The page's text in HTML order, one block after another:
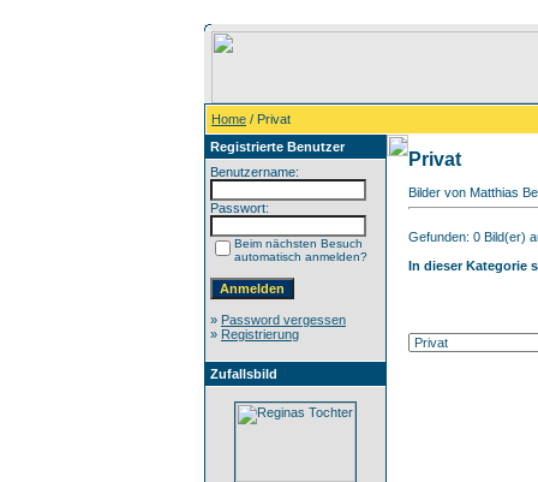
Home / Privat
Registrierte Benutzer
Benutzername:
Passwort:
Beim nächsten Besuch
automatisch anmelden?
» Password vergessen
» Registrierung
Zufallsbild
Privat
Bilder von Matthias
Gefunden: 0 Bild(er)
In dieser Kategorie